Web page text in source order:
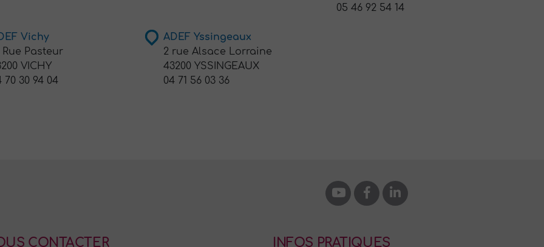
05 46 92 54 14
Vichy
Rue Pasteur
VICHY
70 30 94 04
ADEF Yssingeaux
2 rue Alsace Lorraine
43200 YSSINGEAUX
04 71 56 03 36
CONTACTER INFOS PRATIQUES